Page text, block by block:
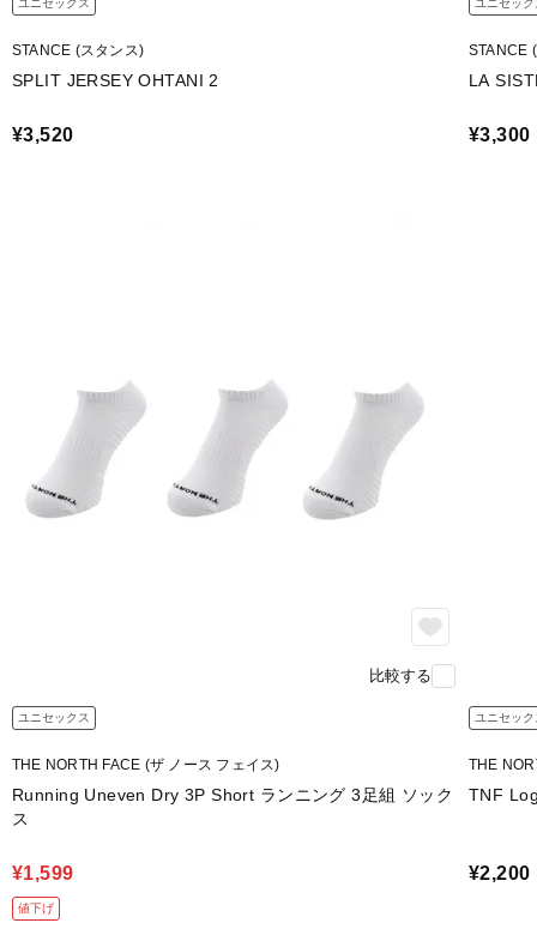
ユニセックス
STANCE (スタンス)
SPLIT JERSEY OHTANI 2
¥3,520
ユニセック
STANCE
LA
¥3,300
比較する
ユニセックス
THE NORTH FACE (ザ ノース フェイス)
Running Uneven Dry 3P Short ランニング 3足組 ソック
ス
¥1,599
値下げ
ユニセック
THE
TNF
¥2,200